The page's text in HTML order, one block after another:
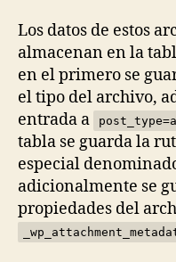
Los datos de estos
almacenan en la
en el primero se
el tipo del archivo,
entrada a
tabla se guarda la
especial
adicionalmente se
propiedades del